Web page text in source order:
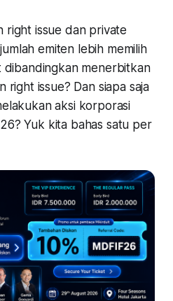
right issue dan private
emiten lebih memilih
menerbitkan
right issue? Dan siapa saja
aksi korporasi
Yuk kita bahas satu per